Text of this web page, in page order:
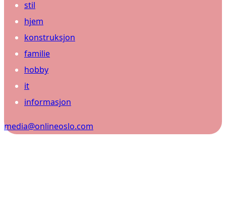
stil
hjem
konstruksjon
familie
hobby
it
informasjon
media@onlineoslo.com